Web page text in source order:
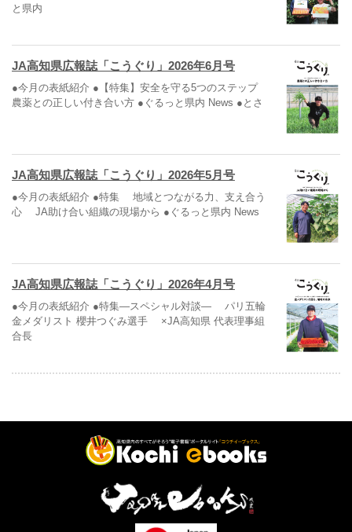
と県内
JA高知県広報誌「こうぐり」2026年6月号
●今月の表紙紹介 ●【特集】安全を守る5つのステップ
農薬との正しい付き合い方 ●ぐるっと県内 News ●とさ
JA高知県広報誌「こうぐり」2026年5月号
●今月の表紙紹介 ●特集 地域とつながる力、支え合う
心 JA助け合い組織の現場から ●ぐるっと県内 News
JA高知県広報誌「こうぐり」2026年4月号
●今月の表紙紹介 ●特集―スペシャル対談― パリ五輪
金メダリスト 櫻井つぐみ選手 ×JA高知県 代表理事組
合長